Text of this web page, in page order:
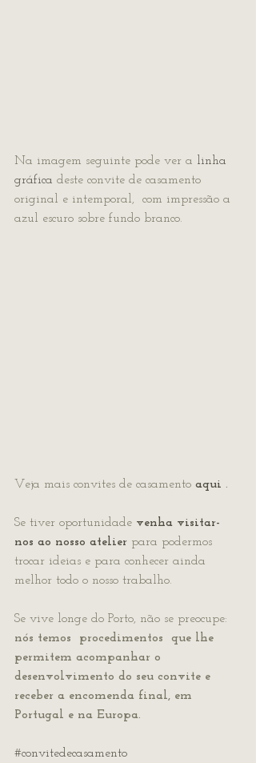
Na imagem seguinte pode ver a linha
gráfica deste convite de casamento
original e intemporal,  com impressão a
azul escuro sobre fundo branco.
Veja mais convites de casamento aqui .
Se tiver oportunidade venha visitar-
nos ao nosso atelier para podermos
trocar ideias e para conhecer ainda
melhor todo o nosso trabalho.
Se vive longe do Porto, não se preocupe:
nós temos  procedimentos  que lhe
permitem acompanhar o
desenvolvimento do seu convite e
receber a encomenda final, em
Portugal e na Europa.
#convitedecasamento